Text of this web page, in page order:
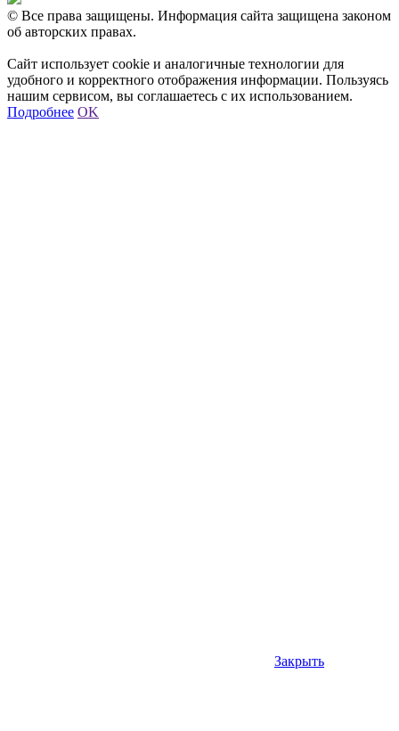
© Все права защищены. Информация сайта защищена законом
об авторских правах.
Сайт использует cookie и аналогичные технологии для
удобного и корректного отображения информации. Пользуясь
нашим сервисом, вы соглашаетесь с их использованием.
Подробнее OK
Закрыть